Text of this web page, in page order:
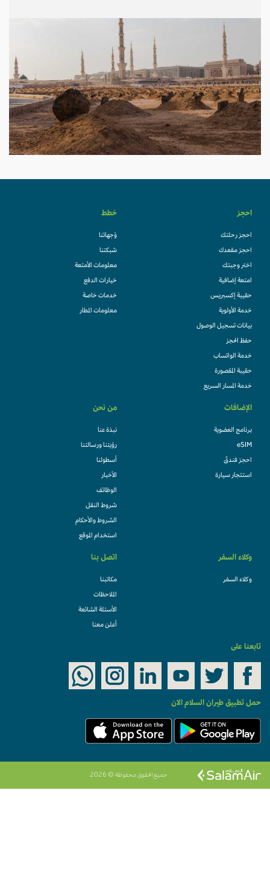
احجز
احجز رحلتك
احجز مقعدك
اختر وجبتك
امتعة إضافية
حقيبة إكسبريس
خدمة الأولوية
بيانات تسجيل الوصول
حفظ الحجز
خدمة الواتساب
حقيبة المقصورة
خدمة المسار السريع
خطط
وُجهاتنا
شبكتنا
معلومات الأمتعة
خيارات الدفع
خدمات خاصة
معلومات المطار
الإضافات
برنامج العضوية
eSIM
احجز فندقً
استئجار سيارة
من نحن
نبذة عنا
رؤيتنا ورسالتنا
أسطولنا
الأخبار
الوظائف
شروط النقل
الشروط والأحكام
استخدام الموقع
وكلاء السفر
وكلاء السفر
اتصل بنا
مكاتبنا
الملاحظات
الأسئلة الشائعة
أعلن معنا
تابعنا على
حمل تطبيق طيران السلام الان
جميع الحقوق محفوظة © 2026